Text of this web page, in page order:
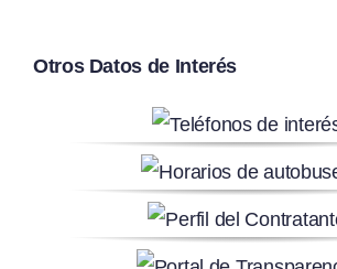
Otros Datos de Interés